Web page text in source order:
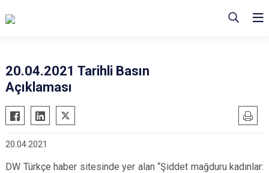
20.04.2021 Tarihli Basın
Açıklaması
20.04.2021
DW Türkçe haber sitesinde yer alan “Şiddet mağduru kadınlar: